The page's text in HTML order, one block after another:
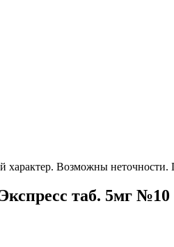
Возможны неточности.
таб. 5мг №10